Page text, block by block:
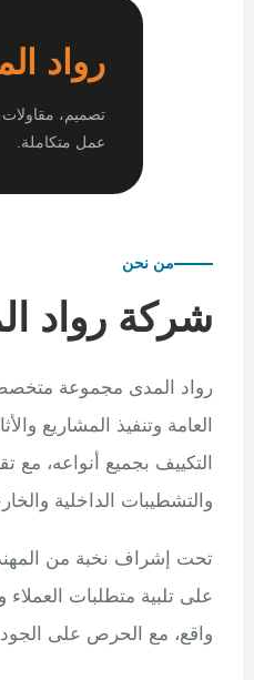
رواد
تصميم،
عمل متكاملة.
من نحن
شركة رواد
رواد المدى مجموعة
العامة وتنفيذ المشاريع
التكييف بجميع أنواعه، مع
والتشطيبات الداخلية
تحت إشراف نخبة من
على تلبية متطلبات العملاء
واقع، مع الحرص على